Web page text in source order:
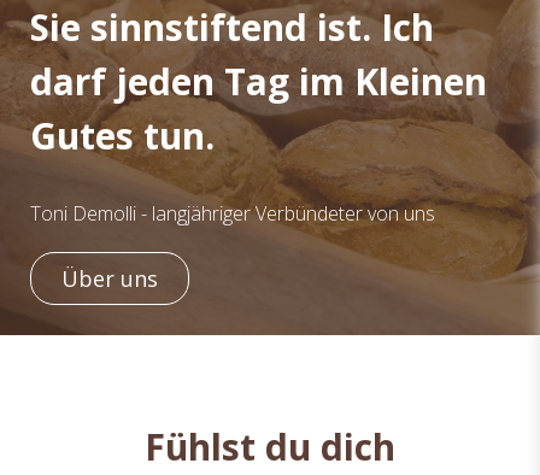
Sie sinnstiftend ist. Ich
darf jeden Tag im Kleinen
Gutes tun.
Toni Demolli - langjähriger Verbündeter von uns
Über uns
Fühlst du dich